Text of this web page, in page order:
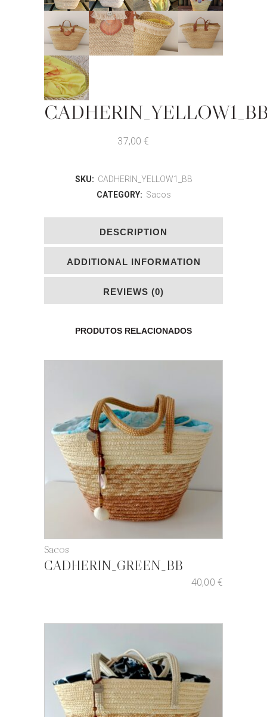
37,00€
SKU: CADHERIN_YELLOW1_BB
CATEGORY: Sacos
DESCRIPTION
ADDITIONAL INFORMATION
REVIEWS (0)
PRODUTOS RELACIONADOS
Sacos
CADHERIN_GREEN_BB
40,00 €